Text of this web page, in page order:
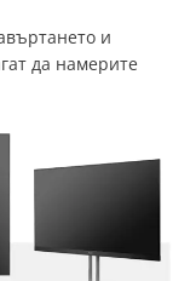
и
да намерите